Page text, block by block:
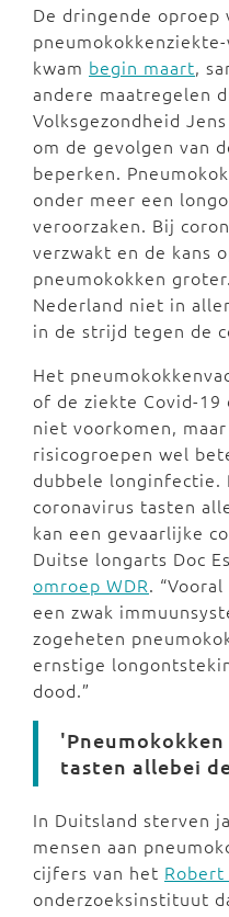
De dringende oproep
kwam begin maart,
andere maatregelen
Volksgezondheid
om de gevolgen van
beperken.
onder meer een
veroorzaken. Bij
verzwakt en de kans
pneumokokken
Nederland niet in
in de strijd tegen de
Het
of de ziekte Covid-
niet voorkomen,
risicogroepen wel
dubbele longinfectie.
coronavirus tasten
kan een gevaarlijke
Duitse longarts Doc
omroep WDR.
een zwak
zogeheten
ernstige
dood.”
tasten allebei
In Duitsland sterven
mensen aan
cijfers van het
onderzoeksinstituut